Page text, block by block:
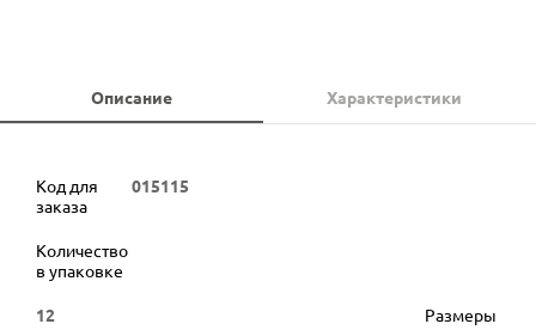
Описание Характеристики
Код для
заказа
015115
Количество
в упаковке
12 Размеры